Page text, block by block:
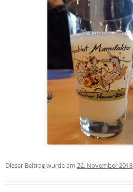
Dieser Beitrag wurde am 22. November 2018